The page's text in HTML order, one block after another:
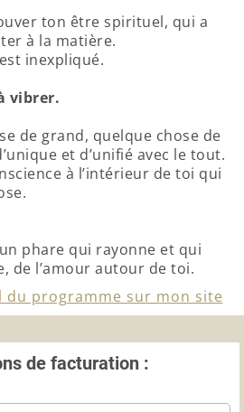
ton être spirituel, qui a
à la matière.
inexpliqué.
vibrer.
de grand, quelque chose de
et d’unifié avec le tout.
à l’intérieur de toi qui
phare qui rayonne et qui
de l’amour autour de toi.
du programme sur mon site
de facturation :